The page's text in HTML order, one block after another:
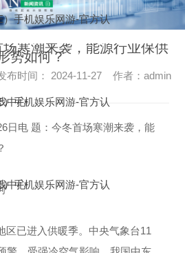
手机娱乐网游-官方认
中心
手机娱乐网游-官方认
中心
手机娱乐网游-官方认
寒潮来袭，能源行业保供
势如何？
布时间： 2024-11-27 作者：admin
日电 题：今冬首场寒潮来袭，能
区已进入供暖季。中央气象台11